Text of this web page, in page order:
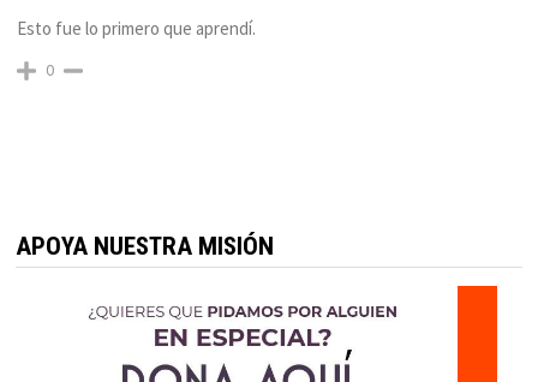
Esto fue lo primero que aprendí.
0
APOYA NUESTRA MISIÓN